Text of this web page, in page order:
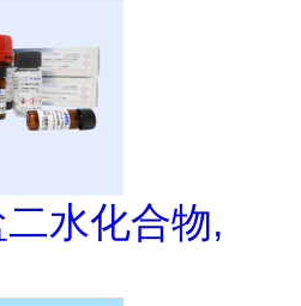
水化合物,